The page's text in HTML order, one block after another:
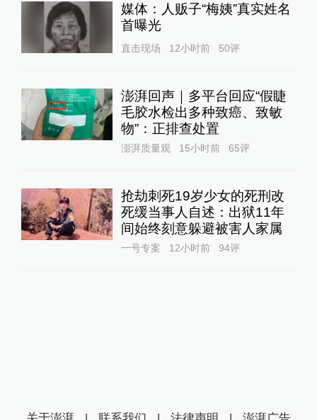
媒体：人贩子“梅姨”真实姓名
首曝光
直击现场 12小时前 50评
澎湃回声｜多平台回应“假睫
毛胶水检出多种致癌、致敏
物”：正排查处置
澎湃质量观 15小时前 65评
抢劫刺死19岁少女的死刑改
死缓当事人自述：出狱11年
间始终刻意躲避被害人家属
一号专案 12小时前 94评